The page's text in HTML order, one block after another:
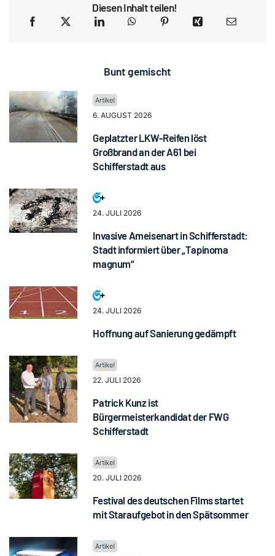
Diesen Inhalt teilen!
Bunt gemischt
6. AUGUST 2026
Geplatzter LKW-Reifen löst
Großbrand an der A61 bei
Schifferstadt aus
24. JULI 2026
Invasive Ameisenart in Schifferstadt:
Stadt informiert über „Tapinoma
magnum“
24. JULI 2026
Hoffnung auf Sanierung gedämpft
22. JULI 2026
Patrick Kunz ist
Bürgermeisterkandidat der FWG
Schifferstadt
20. JULI 2026
Festival des deutschen Films startet
mit Staraufgebot in den Spätsommer